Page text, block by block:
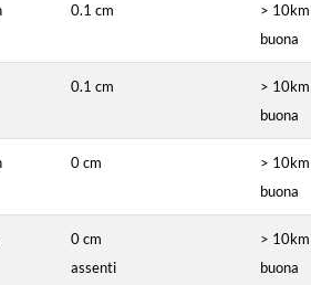
0.1 cm
> 10km
buona
0.1 cm
> 10km
buona
0 cm
> 10km
buona
0 cm
assenti
> 10km
buona